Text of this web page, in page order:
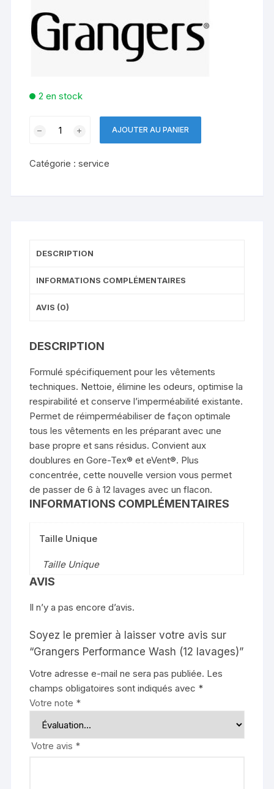
2 en stock
Performance
AJOUTER AU PANIER
Catégorie :service
DESCRIPTION
INFORMATIONS COMPLÉMENTAIRES
AVIS (0)
DESCRIPTION
Formulé spécifiquement pour les vêtements
techniques. Nettoie, élimine les odeurs, optimise la
respirabilité et conserve l’imperméabilité existante.
Permet de réimperméabiliser de façon optimale
tous les vêtements en les préparant avec une
base propre et sans résidus. Convient aux
doublures en Gore-Tex® et eVent®. Plus
concentrée, cette nouvelle version vous permet
de passer de 6 à 12 lavages avec un flacon.
INFORMATIONS COMPLÉMENTAIRES
Taille Unique
Taille Unique
AVIS
Il n’y a pas encore d’avis.
Soyez le premier à laisser votre avis sur
“Grangers Performance Wash (12 lavages)”
Votre adresse e-mail ne sera pas publiée. Les
champs obligatoires sont indiqués avec *
Votre note *
Votre avis *